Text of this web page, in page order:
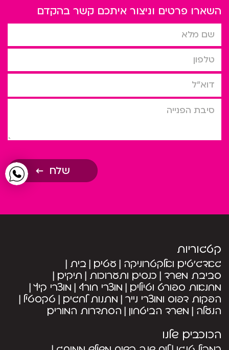
השארו פרטים וניצור איתכם קשר בהקדם
שם מלא
טלפון
דוא”ל
סיבת הפניה
שלח
קטגוריות
גאדג’טים ואלקטרוניקה עטים בית
סביבת משרד כנסים ותערוכות תיקים
מחנאות ספורט וטיולים מוצרי חורף מוצרי קיץ
הפקות דפוס ומוצרי נייר מתנות לחגים טקסטיל
הנעלה משרד הביטחון הסתדרות המורים
הכוכבים שלנו